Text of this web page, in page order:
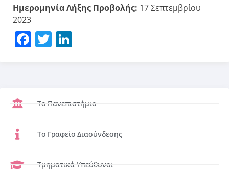
Ημερομηνία Λήξης Προβολής: 17 Σεπτεμβρίου
2023
Facebook
Twitter
Το Πανεπιστήμιο
Το Γραφείο Διασύνδεσης
Τμηματικά Υπεύθυνοι